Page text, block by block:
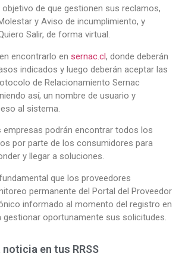
de que gestionen sus reclamos,
y Aviso de incumplimiento, y
Salir, de forma virtual.
encontrarlo en sernac.cl, donde deberán
indicados y luego deberán aceptar las
de Relacionamiento Sernac
así, un nombre de usuario y
al sistema.
empresas podrán encontrar todos los
por parte de los consumidores para
y llegar a soluciones.
que los proveedores
permanente del Portal del Proveedor
informado al momento del registro en
gestionar oportunamente sus solicitudes.
en tus RRSS